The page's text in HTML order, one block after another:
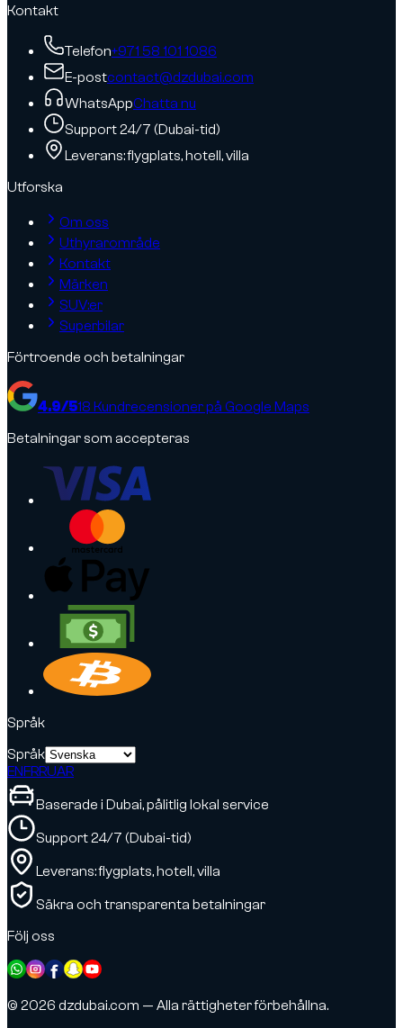
Kontakt
Telefon+971 58 101 1086
E-postcontact@dzdubai.com
WhatsAppChatta nu
Support 24/7 (Dubai-tid)
Leverans: flygplats, hotell, villa
Utforska
Om oss
Uthyrarområde
Kontakt
Märken
SUV:er
Superbilar
Förtroende och betalningar
4.9/518 Kundrecensioner på Google Maps
Betalningar som accepteras
Språk
Språk
ENFRRUAR
Baserade i Dubai, pålitlig lokal service
Support 24/7 (Dubai-tid)
Leverans: flygplats, hotell, villa
Säkra och transparenta betalningar
Följ oss
© 2026 dzdubai.com — Alla rättigheter förbehållna.